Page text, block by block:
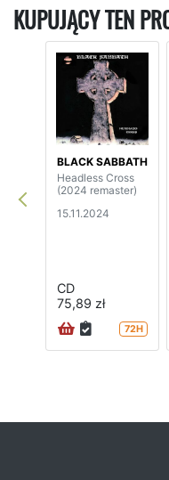
KUPUJĄCY TEN
BLACK SABBATH
Headless Cross
(2024 remaster)
15.11.2024
CD
75,89 zł
72H